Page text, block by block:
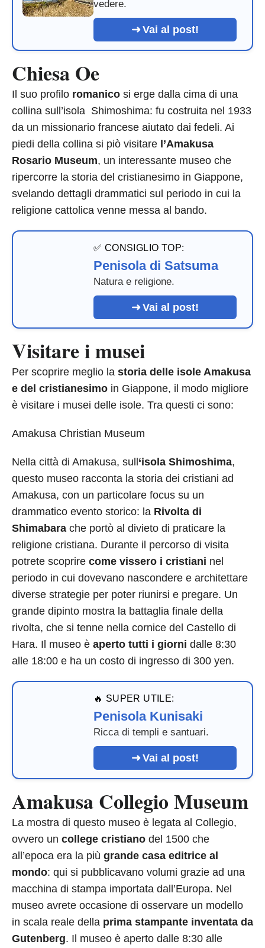
vedere.
Vai al post!
Chiesa Oe
Il suo profilo romanico si erge dalla cima di una
collina sull’isola Shimoshima: fu costruita nel 1933
da un missionario francese aiutato dai fedeli. Ai
piedi della collina si piò visitare l’Amakusa
Rosario Museum, un interessante museo che
ripercorre la storia del cristianesimo in Giappone,
svelando dettagli drammatici sul periodo in cui la
religione cattolica venne messa al bando.
✅ CONSIGLIO TOP:
Penisola di Satsuma
Natura e religione.
Vai al post!
Visitare i musei
Per scoprire meglio la storia delle isole Amakusa
e del cristianesimo in Giappone, il modo migliore
è visitare i musei delle isole. Tra questi ci sono:
Amakusa Christian Museum
Nella città di Amakusa, sull ‘isola Shimoshima,
questo museo racconta la storia dei cristiani ad
Amakusa, con un particolare focus su un
drammatico evento storico: la Rivolta di
Shimabara che portò al divieto di praticare la
religione cristiana. Durante il percorso di visita
potrete scoprire come vissero i cristiani nel
periodo in cui dovevano nascondere e architettare
diverse strategie per poter riunirsi e pregare. Un
grande dipinto mostra la battaglia finale della
rivolta, che si tenne nella cornice del Castello di
Hara. Il museo è aperto tutti i giorni dalle 8:30
alle 18:00 e ha un costo di ingresso di 300 yen.
🔥 SUPER UTILE:
Penisola Kunisaki
Ricca di templi e santuari.
Vai al post!
Amakusa Collegio Museum
La mostra di questo museo è legata al Collegio,
ovvero un college cristiano del 1500 che
all’epoca era la più grande casa editrice al
mondo: qui si pubblicavano volumi grazie ad una
macchina di stampa importata dall’Europa. Nel
museo avrete occasione di osservare un modello
in scala reale della prima stampante inventata da
Gutenberg. Il museo è aperto dalle 8:30 alle